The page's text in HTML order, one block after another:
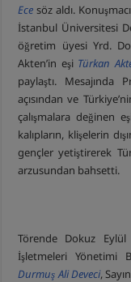
Ece söz aldı.
İstanbul Üniversitesi
öğretim üyesi Yrd.
Akten’in eşi Türkan
paylaştı. Mesajında
açısından ve
çalışmalara değinen
kalıpların, klişelerin
gençler yetiştirerek
arzusundan bahsetti.
Törende Dokuz Eylül
İşletmeleri Yönetimi
Durmuş Ali Deveci,